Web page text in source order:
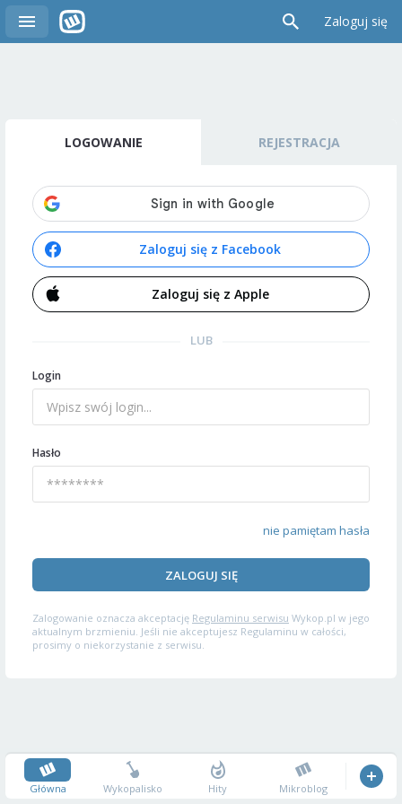
Zaloguj się
LOGOWANIE REJESTRACJA
Zaloguj się z Facebook
Zaloguj się z Apple
LUB
Login
Hasło
nie pamiętam hasła
ZALOGUJ SIĘ
Zalogowanie oznacza akceptację Regulaminu serwisu Wykop.pl w jego
aktualnym brzmieniu. Jeśli nie akceptujesz Regulaminu w całości,
prosimy o niekorzystanie z serwisu.
Główna Wykopalisko Hity Mikroblog